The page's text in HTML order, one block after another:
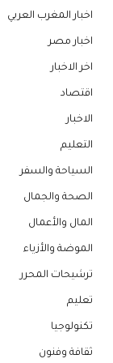
اخبار المغرب العربي
اخبار مصر
اخر الاخبار
اقتصاد
الاخبار
التعليم
السياحة والسفر
الصحة والجمال
المال والأعمال
الموضة والأزياء
ترشيحات المحرر
تعليم
تكنولوجيا
ثقافة وفنون